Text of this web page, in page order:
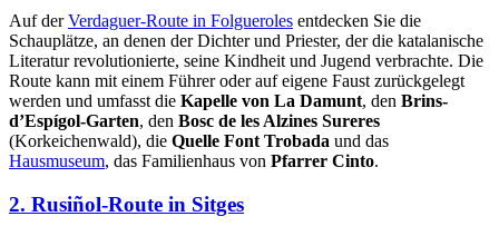
Auf derVerdaguer-Route in Folgueroles entdecken Sie die
Schauplätze, an denen der Dichter und Priester, der die katalanische
Literatur revolutionierte, seine Kindheit und Jugend verbrachte. Die
Route kann mit einem Führer oder auf eigene Faust zurückgelegt
werden und umfasst die Kapelle von La Damunt, den Brins-
d’Espígol-Garten, den Bosc de les Alzines Sureres
(Korkeichenwald), die Quelle Font Trobada und das
Hausmuseum, das Familienhaus von Pfarrer Cinto.
2. Rusiñol-Route in Sitges